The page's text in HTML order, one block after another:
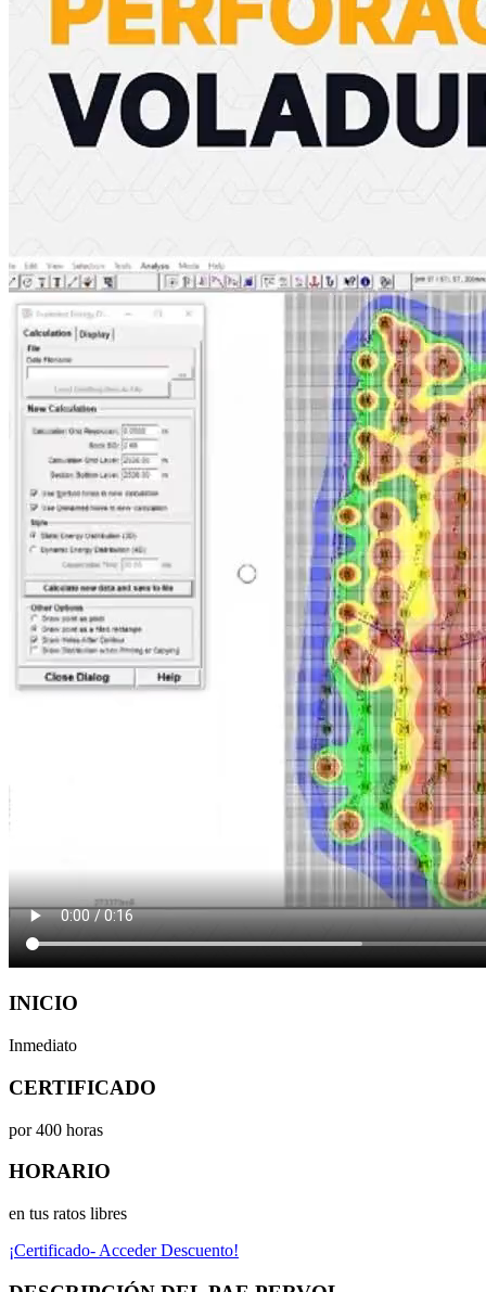
INICIO
Inmediato
CERTIFICADO
por 400 horas
HORARIO
en tus ratos libres
¡Certificado- Acceder Descuento!